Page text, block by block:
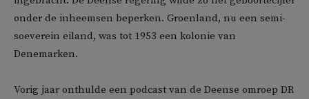
onder de inheemsen beperken. Groenland, nu een semi-
soeverein eiland, was tot 1953 een kolonie van
Denemarken.
Vorig jaar onthulde een podcast van de Deense omroep DR